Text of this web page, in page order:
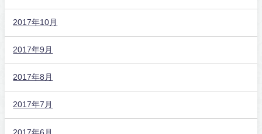
2017年10月
2017年9月
2017年8月
2017年7月
2017年6月